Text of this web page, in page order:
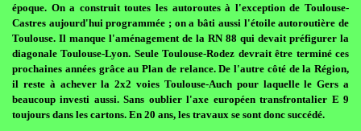
époque. On a construit toutes les autoroutes à l'exception de Toulouse-
Castres aujourd'hui programmée ; on a bâti aussi l'étoile autoroutière de
Toulouse. Il manque l'aménagement de la RN 88 qui devait préfigurer la
diagonale Toulouse-Lyon. Seule Toulouse-Rodez devrait être terminé ces
prochaines années grâce au Plan de relance. De l'autre côté de la Région,
il reste à achever la 2x2 voies Toulouse-Auch pour laquelle le Gers a
beaucoup investi aussi. Sans oublier l'axe européen transfrontalier E 9
toujours dans les cartons. En 20 ans, les travaux se sont donc succédé.